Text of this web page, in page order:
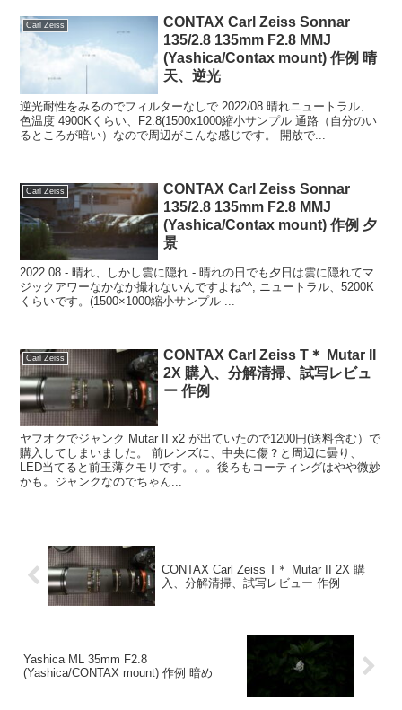
Carl Zeiss
CONTAX Carl Zeiss Sonnar
135/2.8 135mm F2.8 MMJ
(Yashica/Contax mount) 作例 晴
天、逆光
逆光耐性をみるのでフィルターなしで 2022/08 晴れニュートラル、
色温度 4900Kくらい、F2.8(1500x1000縮小サンプル 通路（自分のい
るところが暗い）なので周辺がこんな感じです。 開放で...
Carl Zeiss
CONTAX Carl Zeiss Sonnar
135/2.8 135mm F2.8 MMJ
(Yashica/Contax mount) 作例 夕
景
2022.08 - 晴れ、しかし雲に隠れ - 晴れの日でも夕日は雲に隠れてマ
ジックアワーなかなか撮れないんですよね^^; ニュートラル、5200K
くらいです。(1500×1000縮小サンプル ...
Carl Zeiss
CONTAX Carl Zeiss T＊ Mutar II
2X 購入、分解清掃、試写レビュ
ー 作例
ヤフオクでジャンク Mutar II x2 が出ていたので1200円(送料含む）で
購入してしまいました。 前レンズに、中央に傷？と周辺に曇り、
LED当てると前玉薄クモリです。。。後ろもコーティングはやや微妙
かも。ジャンクなのでちゃん...
CONTAX Carl Zeiss T＊ Mutar II 2X 購
入、分解清掃、試写レビュー 作例
Yashica ML 35mm F2.8
(Yashica/CONTAX mount) 作例 暗め